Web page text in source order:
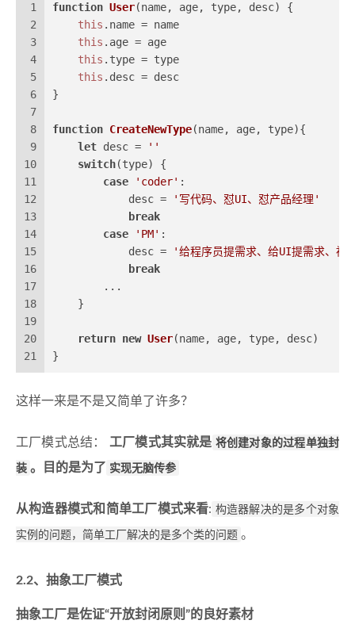
1
2
3
4
5
6
7
8
9
10
11
12
13
14
15
16
17
18
19
20
21
function User(name, age, type, desc) {
this . name = name
this . age = age
this . type = type
this . desc = desc
}
function CreateNewType(name, age, type){
let desc =
''
switch(type) {
case
'coder' :
            desc =
'写代码、怼UI、怼产品经理'
break
case
'PM' :
            desc =
'给程序员提需求、给UI提需求、被
break
        ...
    }
return new User(name, age, type, desc)
}
这样一来是不是又简单了许多？
工厂模式总结： 工厂模式其实就是 将创建对象的过程单独封
装 。目的是为了 实现无脑传参
从构造器模式和简单工厂模式来看: 构造器解决的是多个对象
实例的问题，简单工厂解决的是多个类的问题 。
2.2、抽象工厂模式
抽象工厂是佐证“开放封闭原则”的良好素材